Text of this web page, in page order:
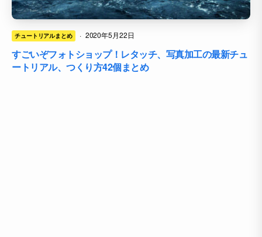
チュートリアルまとめ · 2020年5月22日
すごいぞフォトショップ！レタッチ、写真加工の最新チュ
ートリアル、つくり方42個まとめ